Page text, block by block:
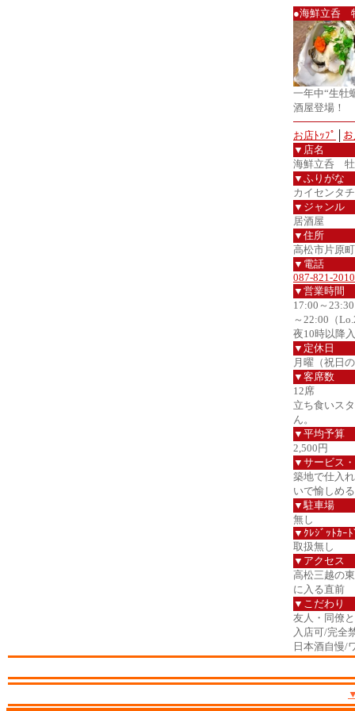
●海鮮立呑
一年中“生牡
酒屋登場！
お店ﾄｯﾌﾟ
▼店名
海鮮立呑 牡
▼ふりがな
カイセンタ
▼ジャンル
居酒屋
▼住所
高松市片原
▼電話
087-821-2010
▼営業時間
17:00～
～22:00（
夜10時以降
▼定休日
月曜（祝日
▼客席数
12席
立ち食いス
ん。
▼平均予算
2,500円
▼サービス
築地で仕入
いで愉しめ
▼駐車場
無し
▼ｸﾚｼﾞｯﾄｶｰﾄ
取扱無し
▼アクセス
高松三越の
に入る直前
▼こだわり
友人・同僚
入店可/完全
日本酒自慢/